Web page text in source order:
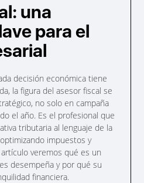
una
para el
decisión económica tiene
la figura del asesor fiscal se
no solo en campaña
el año. Es el profesional que
tributaria al lenguaje de la
impuestos y
veremos qué es un
desempeña y por qué su
financiera.